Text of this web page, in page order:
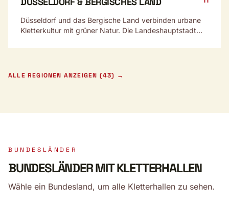
Düsseldorf und das Bergische Land verbinden urbane
Kletterkultur mit grüner Natur. Die Landeshauptstadt
Mittelgebirgscharakter.
ALLE REGIONEN ANZEIGEN (43) →
BUNDESLÄNDER
BUNDESLÄNDER MIT KLETTERHALLEN
Wähle ein Bundesland, um alle Kletterhallen zu sehen.